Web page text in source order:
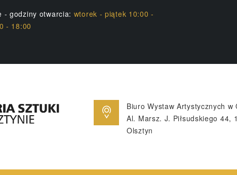
- godziny otwarcia: wtorek - piątek 10:00 -
- 18:00
Biuro Wystaw Artystycznych w
Al. Marsz. J. Piłsudskiego 44,
Olsztyn